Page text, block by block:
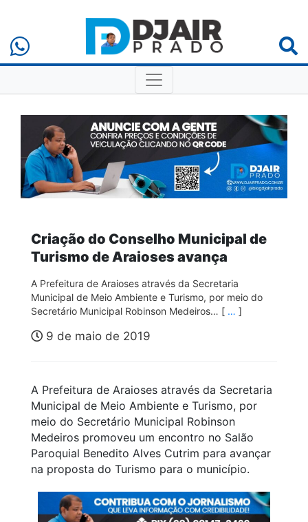
Criação do Conselho Municipal de
Turismo de Araioses avança
A Prefeitura de Araioses através da Secretaria
Municipal de Meio Ambiente e Turismo, por meio do
Secretário Municipal Robinson Medeiros… [ … ]
9 de maio de 2019
A Prefeitura de Araioses através da Secretaria
Municipal de Meio Ambiente e Turismo, por
meio do Secretário Municipal Robinson
Medeiros promoveu um encontro no Salão
Paroquial Benedito Alves Cutrim para avançar
na proposta do Turismo para o município.